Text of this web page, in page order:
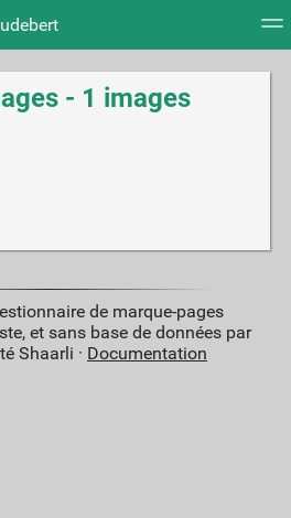
Quotidien Flux
- 1 images
de marque-pages
et sans base de données par
Shaarli · Documentation